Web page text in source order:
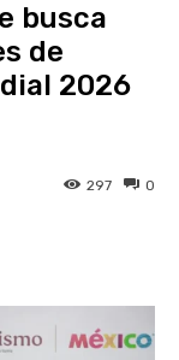
busca
de
2026
0
297